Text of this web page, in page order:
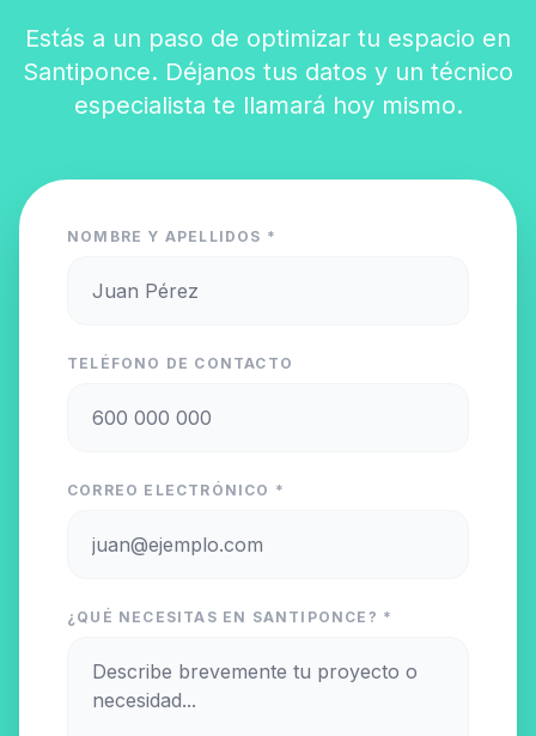
Estás a un paso de optimizar tu espacio en
Santiponce. Déjanos tus datos y un técnico
especialista te llamará hoy mismo.
NOMBRE Y APELLIDOS *
TELÉFONO DE CONTACTO
CORREO ELECTRÓNICO *
¿QUÉ NECESITAS EN SANTIPONCE? *